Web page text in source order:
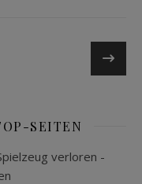
SEITEN
verloren -